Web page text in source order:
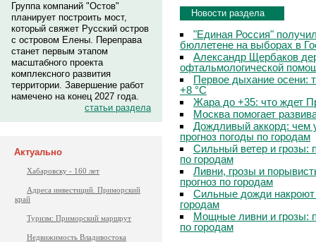
Группа компаний "Остов"
планирует построить мост,
который свяжет Русский остров
с островом Елены. Переправа
станет первым этапом
масштабного проекта
комплексного развития
территории. Завершение работ
намечено на конец 2027 года.
статьи раздела
Актуально
Хабаровску - 160 лет
Адреса инвестиций. Приморский
край
Туризм: Приморский маршрут
Недвижимость Владивостока
Новости раздела
"Единая Россия"
бюллетене на выборах в
Александр Щербаков
офтальмологической
Первое дыхание осени:
+8 °C
Жара до +35: что ждет
Москва помогает
Дождливый аккорд: чем
прогноз погоды по городам
Сильный ветер и грозы:
по городам
Ливни, грозы и
прогноз по городам
Сильные дожди
городам
Мощные ливни и грозы:
по городам